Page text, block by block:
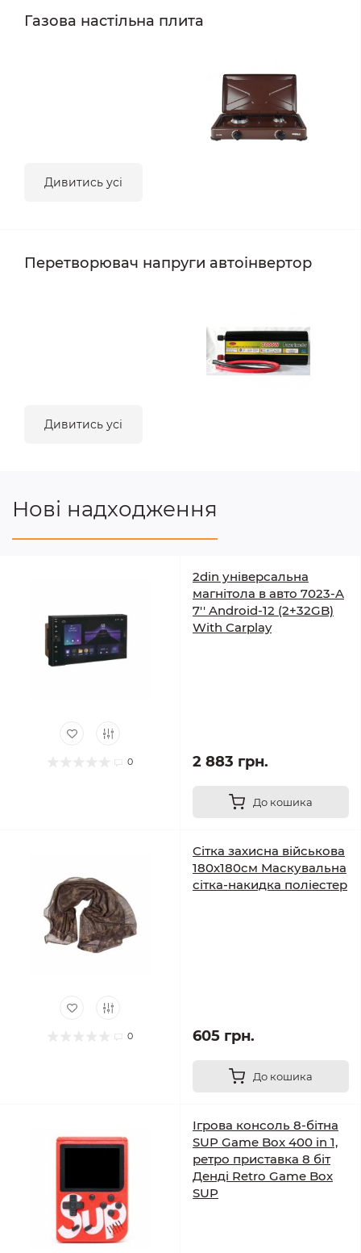
Газова настільна плита
Дивитись усі
Перетворювач напруги автоінвертор
Дивитись усі
Нові надходження
0
2din універсальна
магнітола в авто 7023-A
7'' Android-12 (2+32GB)
With Carplay
2 883 грн.
До кошика
0
Cітка захисна військова
180х180см Маскувальна
сітка-накидка поліестер
605 грн.
До кошика
Ігрова консоль 8-бітна
SUP Game Box 400 in 1,
ретро приставка 8 біт
Денді Retro Game Box
SUP